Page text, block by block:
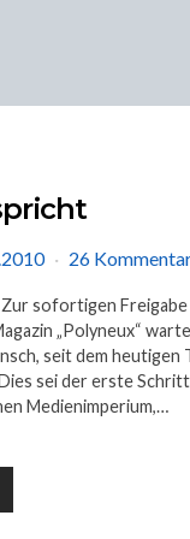
26
sofortigen Freigabe
„Polyneux“
seit dem heutigen
sei der erste
Medienimperium,…